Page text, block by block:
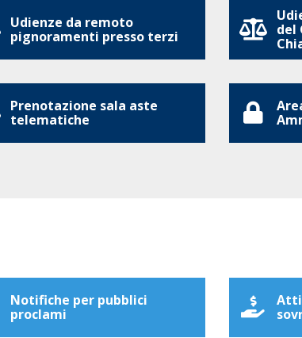
Udienze da remoto
pignoramenti presso terzi
del
Prenotazione sala aste
telematiche
Notifiche per pubblici
proclami
Atti